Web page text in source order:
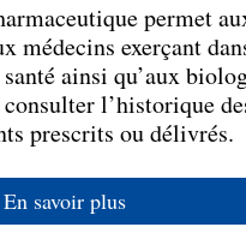
permet
médecins exerçant
ainsi qu’aux
l’historique
prescrits ou délivrés.
En savoir plus